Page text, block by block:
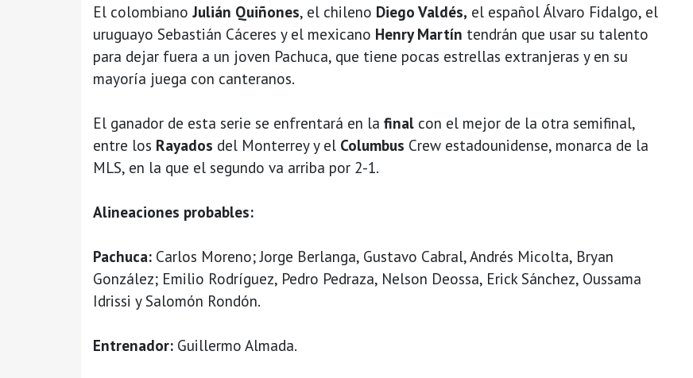
El colombiano Julián Quiñones, el chileno Diego Valdés, el español Álvaro Fidalgo, el
uruguayo Sebastián Cáceres y el mexicano Henry Martín tendrán que usar su talento
para dejar fuera a un joven Pachuca, que tiene pocas estrellas extranjeras y en su
mayoría juega con canteranos.
El ganador de esta serie se enfrentará en la final con el mejor de la otra semifinal,
entre los Rayados del Monterrey y el Columbus Crew estadounidense, monarca de la
MLS, en la que el segundo va arriba por 2-1.
Alineaciones probables:
Pachuca: Carlos Moreno; Jorge Berlanga, Gustavo Cabral, Andrés Micolta, Bryan
González; Emilio Rodríguez, Pedro Pedraza, Nelson Deossa, Erick Sánchez, Oussama
Idrissi y Salomón Rondón.
Entrenador: Guillermo Almada.